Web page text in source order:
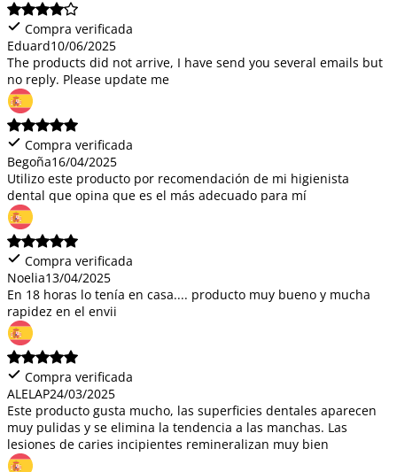
Compra verificada
Eduard10/06/2025
The products did not arrive, I have send you several emails but
no reply. Please update me
Compra verificada
Begoña16/04/2025
Utilizo este producto por recomendación de mi higienista
dental que opina que es el más adecuado para mí
Compra verificada
Noelia13/04/2025
En 18 horas lo tenía en casa.... producto muy bueno y mucha
rapidez en el envii
Compra verificada
ALELAP24/03/2025
Este producto gusta mucho, las superficies dentales aparecen
muy pulidas y se elimina la tendencia a las manchas. Las
lesiones de caries incipientes remineralizan muy bien